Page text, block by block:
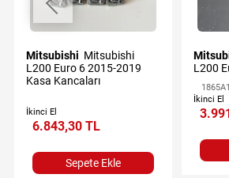
Mitsubishi
L200 Euro 6 2015-2019
Kasa Kancaları
İkinci El
6.843,30 TL
Sepete Ekle
L200
İkinci El